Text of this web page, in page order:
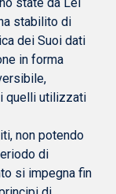
stabilito di
dei Suoi dati
in forma
quelli utilizzati
non potendo
di
si impegna fin